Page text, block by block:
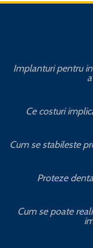
Implanturi pentru
Ce costuri
Cum se stabileste
Proteze
Cum se poate